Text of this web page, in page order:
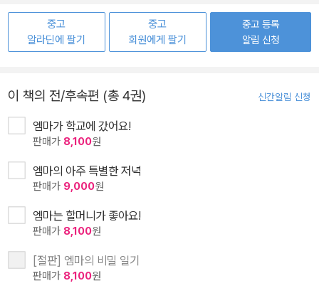
중고
알라딘에 팔기
중고
회원에게 팔기
중고 등록
알림 신청
이 책의 전/후속편 (총 4권) 신간알림 신청
엠마가 학교에 갔어요!
판매가 8,100원
엠마의 아주 특별한 저녁
판매가 9,000원
엠마는 할머니가 좋아요!
판매가 8,100원
[절판] 엠마의 비밀 일기
판매가 8,100원